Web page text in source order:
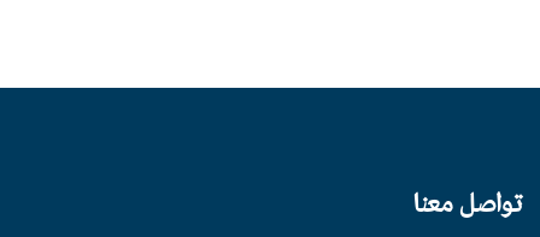
تواصل معنا